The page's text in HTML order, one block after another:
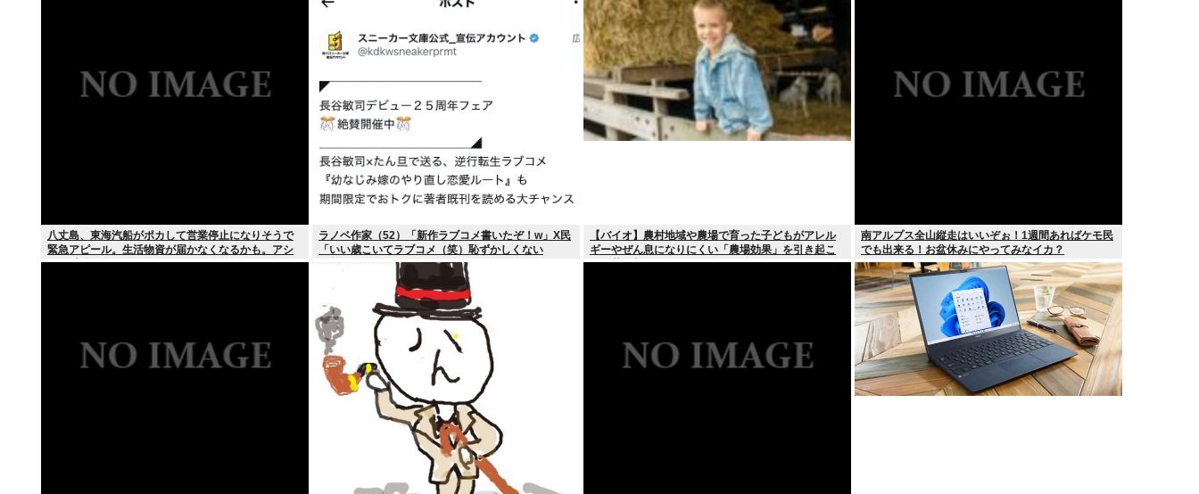
八丈島、東海汽船がポカして営業停止になりそうで
緊急アピール。生活物資が届かなくなるかも。アシ
タバ以外に食うものがねえ
ラノベ作家（52）「新作ラブコメ書いたぞ！w」X民
「いい歳こいてラブコメ（笑）恥ずかしくない
【バイオ】農村地域や農場で育った子どもがアレル
ギーやぜん息になりにくい「農場効果」を引き起こ
す細菌が判明
南アルプス全山縦走はいいぞぉ！1週間あればケモ民
でも出来る！お盆休みにやってみなイカ？